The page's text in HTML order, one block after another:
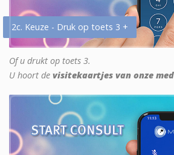
2c. Keuze - Druk op toets 3 +
Of u drukt op toets 3.
U hoort de visitekaartjes van onze